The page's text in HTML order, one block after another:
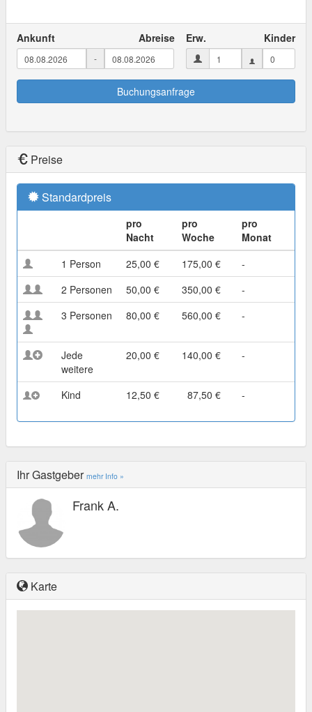
Ankunft Abreise
-
Erw. Kinder
Buchungsanfrage
Preise
Standardpreis
pro
Nacht
pro
Woche
pro
Monat
1 Person
25,00 € 175,00 €
-
2 Personen
50,00 € 350,00 €
-
3 Personen
80,00 € 560,00 € -
Jede
weitere
20,00 € 140,00 € -
Kind 12,50 € 87,50 € -
Ihr Gastgeber mehr Info »
Frank A.
Karte